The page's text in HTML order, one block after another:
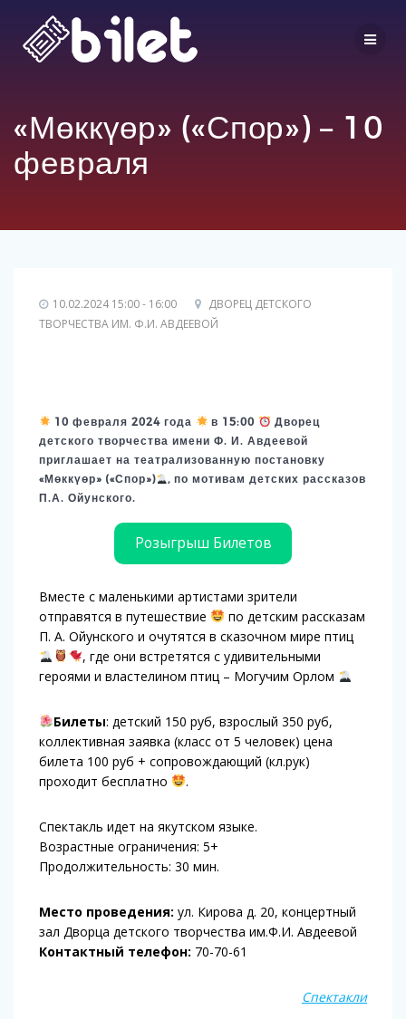
контенту
«Мөккүөр» («Спор») – 10
февраля
10.02.2024 15:00 - 16:00
ДВОРЕЦ ДЕТСКОГО
ТВОРЧЕСТВА ИМ. Ф.И. АВДЕЕВОЙ
10 февраля 2024 года в 15:00
Дворец
детского творчества имени Ф. И. Авдеевой
приглашает на театрализованную постановку
«Мөккүөр» («Спор»)
, по мотивам детских рассказов
П.А. Ойунского.
Розыгрыш Билетов
Вместе с маленькими артистами зрители
отправятся в путешествие
по детским рассказам
П. А. Ойунского и очутятся в сказочном мире птиц
, где они встретятся с удивительными
героями и властелином птиц – Могучим Орлом
Билеты: детский 150 руб, взрослый 350 руб,
коллективная заявка (класс от 5 человек) цена
билета 100 руб + сопровождающий (кл.рук)
проходит бесплатно
.
Спектакль идет на якутском языке.
Возрастные ограничения: 5+
Продолжительность: 30 мин.
Место проведения: ул. Кирова д. 20, концертный
зал Дворца детского творчества им.Ф.И. Авдеевой
Контактный телефон: 70-70-61
Спектакли